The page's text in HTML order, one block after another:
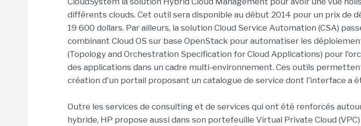
différents clouds. Cet outil sera disponible au début 2014 pour un prix de
19 600 dollars. Par ailleurs, la solution Cloud Service Automation (CSA)
combinant Cloud OS sur base OpenStack pour automatiser les
(Topology and Orchestration Specification for Cloud Applications) pour
des applications dans un cadre multi-environnement. Ces outils
création d'un portail proposant un catalogue de service dont l'interface a
Outre les services de consulting et de services qui ont été renforcés
hybride, HP propose aussi dans son portefeuille Virtual Private Cloud